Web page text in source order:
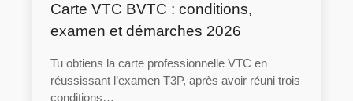
Carte VTC BVTC : conditions,
examen et démarches 2026
Tu obtiens la carte professionnelle VTC en
réussissant l’examen T3P, après avoir réuni trois
conditions…